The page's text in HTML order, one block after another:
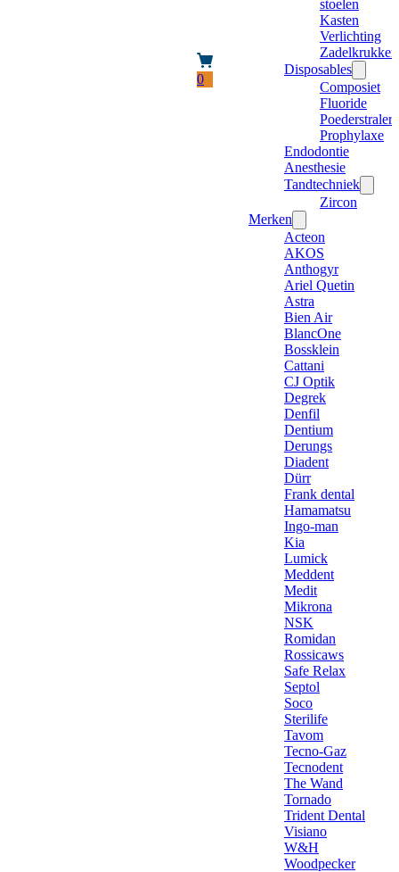
0
stoelen
Kasten
Verlichting
Zadelkrukken
Disposables
Composiet
Fluoride
Poederstraler
Prophylaxe
Endodontie
Anesthesie
Tandtechniek
Zircon
Merken
Acteon
AKOS
Anthogyr
Ariel Quetin
Astra
Bien Air
BlancOne
Bossklein
Cattani
CJ Optik
Degrek
Denfil
Dentium
Derungs
Diadent
Dürr
Frank dental
Hamamatsu
Ingo-man
Kia
Lumick
Meddent
Medit
Mikrona
NSK
Romidan
Rossicaws
Safe Relax
Septol
Soco
Sterilife
Tavom
Tecno-Gaz
Tecnodent
The Wand
Tornado
Trident Dental
Visiano
W&H
Woodpecker